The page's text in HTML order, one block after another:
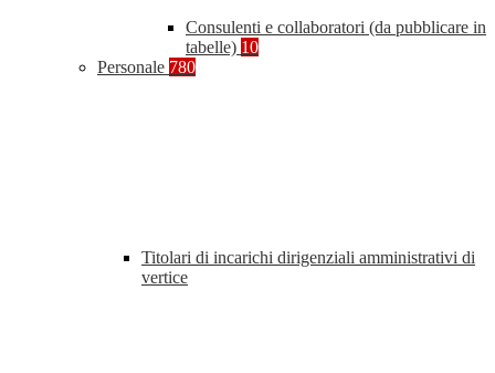
Consulenti e collaboratori (da pubblicare in
tabelle) 10
Personale 780
Titolari di incarichi dirigenziali amministrativi di
vertice